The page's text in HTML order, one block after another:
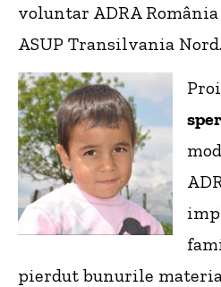
voluntar ADRA
ASUP Transilvania Nord.
pierdut bunurile